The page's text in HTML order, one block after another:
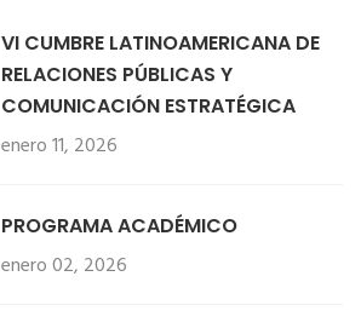
VI CUMBRE LATINOAMERICANA DE
RELACIONES PÚBLICAS Y
COMUNICACIÓN ESTRATÉGICA
enero 11, 2026
PROGRAMA ACADÉMICO
enero 02, 2026